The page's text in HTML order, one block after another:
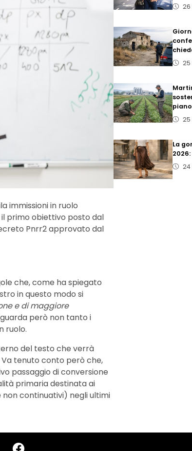
immissioni in ruolo
primo obiettivo posto dal
Pnrr2 approvato dal
che, come ha spiegato
in questo modo si
e di maggiore
però non tanto i
ruolo.
del testo che verrà
tenuto conto però che,
passaggio di conversione
primaria destinata ai
non continuativi) negli ultimi
26
25
25
La
24